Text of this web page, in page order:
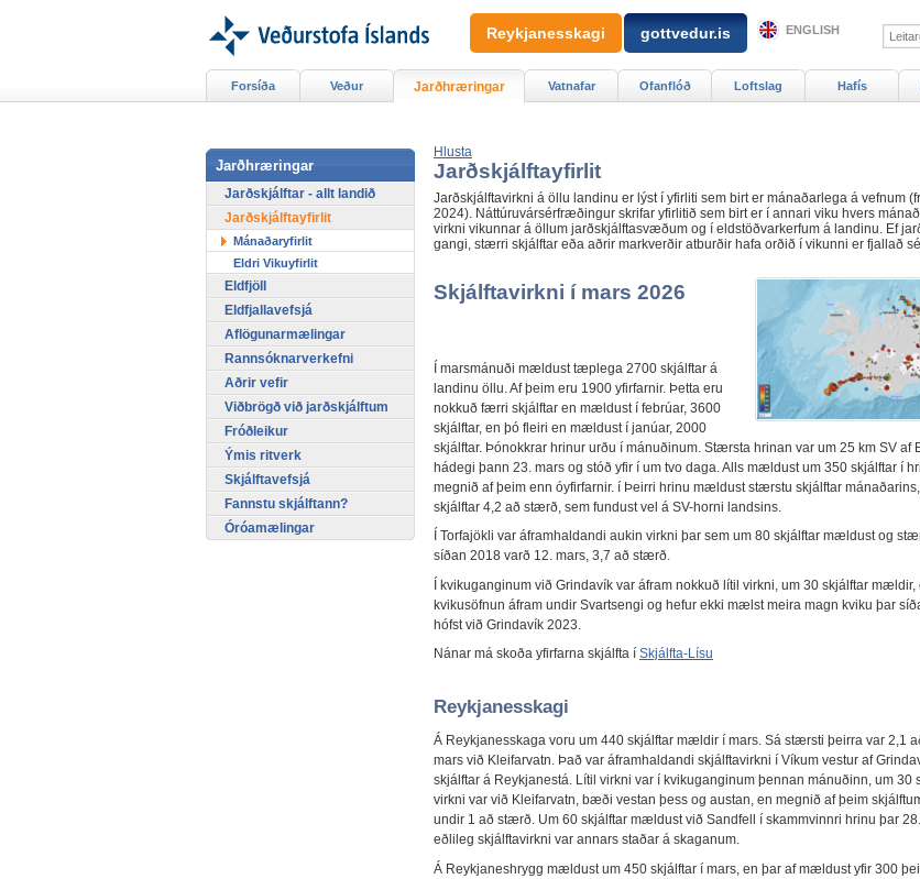
Hlusta
Jarðskjálftayfirlit
Jarðskjálftavirkni á öllu landinu er lýst í yfirliti sem birt er mánaðarlega á vefnum
2024). Náttúruvársérfræðingur skrifar yfirlitið sem birt er í annari viku hvers
virkni vikunnar á öllum jarðskjálftasvæðum og í eldstöðvarkerfum á landinu. Ef
gangi, stærri skjálftar eða aðrir markverðir atburðir hafa orðið í vikunni er fjallað
Skjálftavirkni í mars 2026
Í marsmánuði mældust tæplega 2700 skjálftar á
landinu öllu. Af þeim eru 1900 yfirfarnir. Þetta eru
nokkuð færri skjálftar en mældust í febrúar, 3600
skjálftar, en þó fleiri en mældust í janúar, 2000
skjálftar. Þónokkrar hrinur urðu í mánuðinum. Stærsta hrinan var um 25 km SV af
hádegi þann 23. mars og stóð yfir í um tvo daga. Alls mældust um 350 skjálftar í
megnið af þeim enn óyfirfarnir. í Þeirri hrinu mældust stærstu skjálftar
skjálftar 4,2 að stærð, sem fundust vel á SV-horni landsins.
Í Torfajökli var áframhaldandi aukin virkni þar sem um 80 skjálftar mældust og
síðan 2018 varð 12. mars, 3,7 að stærð.
Í kvikuganginum við Grindavík var áfram nokkuð lítil virkni, um 30 skjálftar mældir,
kvikusöfnun áfram undir Svartsengi og hefur ekki mælst meira magn kviku þar
hófst við Grindavík 2023.
Nánar má skoða yfirfarna skjálfta í Skjálfta-Lísu
Reykjanesskagi
Á Reykjanesskaga voru um 440 skjálftar mældir í mars. Sá stærsti þeirra var 2,1
mars við Kleifarvatn. Það var áframhaldandi skjálftavirkni í Víkum vestur af
skjálftar á Reykjanestá. Lítil virkni var í kvikuganginum þennan mánuðinn, um 30
virkni var við Kleifarvatn, bæði vestan þess og austan, en megnið af þeim
undir 1 að stærð. Um 60 skjálftar mældust við Sandfell í skammvinnri hrinu þar
eðlileg skjálftavirkni var annars staðar á skaganum.
Á Reykjaneshrygg mældust um 450 skjálftar í mars, en þar af mældust yfir 300
Forsíða Veður Jarðhræringar Vatnafar Ofanflóð Loftslag Hafís
Jarðhræringar
Jarðskjálftar - allt landið
Jarðskjálftayfirlit
Mánaðaryfirlit
Eldri Vikuyfirlit
Eldfjöll
Eldfjallavefsjá
Aflögunarmælingar
Rannsóknarverkefni
Aðrir vefir
Viðbrögð við jarðskjálftum
Fróðleikur
Ýmis ritverk
Skjálftavefsjá
Fannstu skjálftann?
Óróamælingar
Reykjanesskagi gottvedur.is ENGLISH